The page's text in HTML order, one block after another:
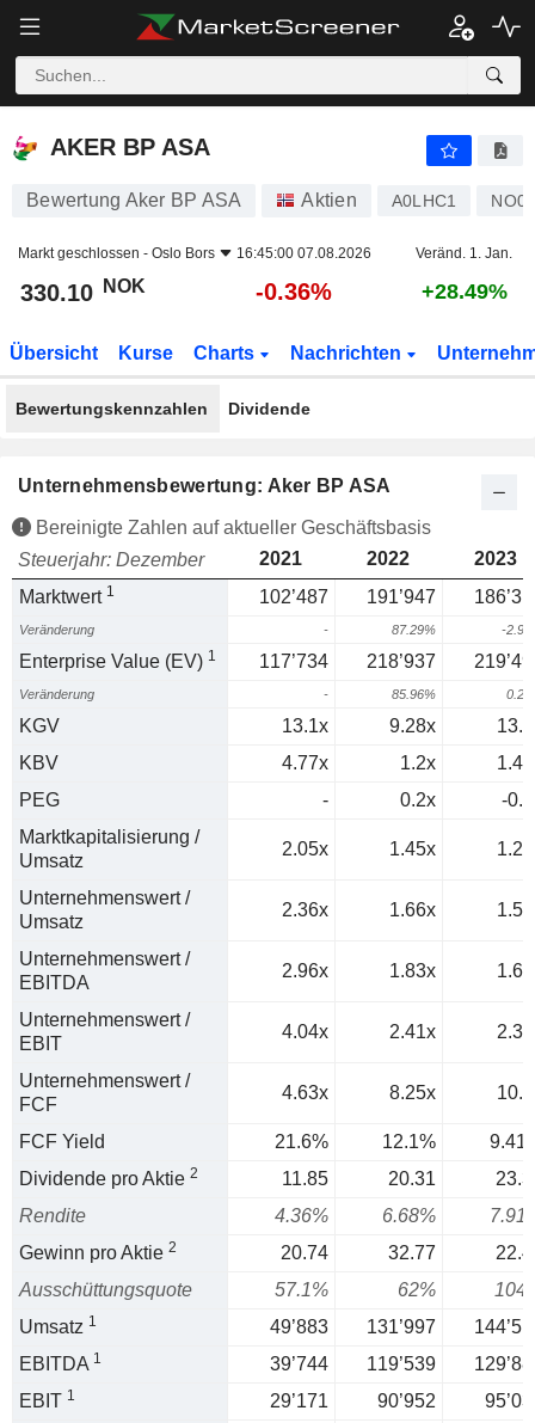
AKER BP ASA
AKER BP ASA
Bewertung Aker BP ASA Aktien A0LHC1
Markt geschlossen - Oslo Bors 16:45:00 07.08.2026 Veränd. 1. Jan.
330.10 NOK -0.36% +28.49%
Übersicht Kurse Charts Nachrichten
Bewertungskennzahlen Dividende
Unternehmensbewertung: Aker BP ASA
Bereinigte Zahlen auf aktueller Geschäftsbasis
Steuerjahr: Dezember
2021 2022
2023
Marktwert 1 102’487 191’947
Veränderung - 87.29% -
Enterprise Value (EV) 1 117’734 218’937
Veränderung - 85.96%
KGV 13.1x 9.28x
KBV
4.77x 1.2x
PEG
- 0.2x
-
Marktkapitalisierung /
Umsatz
2.05x 1.45x
Unternehmenswert /
Umsatz
2.36x 1.66x
Unternehmenswert /
EBITDA
2.96x 1.83x
Unternehmenswert /
EBIT
4.04x 2.41x
Unternehmenswert /
FCF
4.63x 8.25x
FCF Yield 21.6% 12.1%
Dividende pro Aktie 2 11.85 20.31
Rendite
4.36% 6.68%
Gewinn pro Aktie 2 20.74 32.77
Ausschüttungsquote
57.1% 62%
Umsatz 1 49’883 131’997
EBITDA 1 39’744 119’539
EBIT 1 29’171 90’952